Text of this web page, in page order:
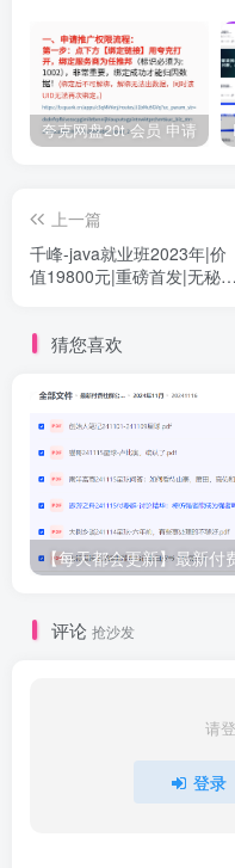
夸克网盘20t 会员 申请
上一篇
千峰-java就业班2023年|价
值19800元|重磅首发|无秘更
猜您喜欢
评论 抢沙发
请
登录